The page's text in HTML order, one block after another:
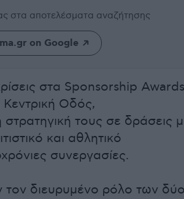
στα αποτελέσματα αναζήτησης
on Google
στα Sponsorship
Οδός,
τους σε δράσεις
και αθλητικό
συνεργασίες.
τον διευρυμένο ρόλο των